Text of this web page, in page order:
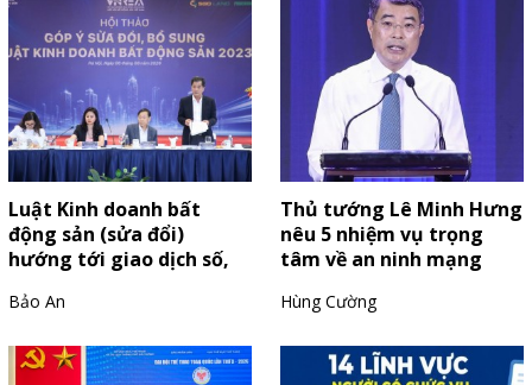
Luật Kinh doanh bất
động sản (sửa đổi)
hướng tới giao dịch số,
nghiệp
Bảo An
Thủ tướng Lê Minh Hưng
nêu 5 nhiệm vụ trọng
tâm về an ninh mạng
Hùng Cường